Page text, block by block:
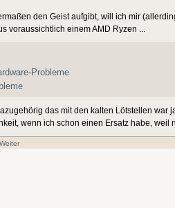
den Geist aufgibt, will ich mir
voraussichtlich einem AMD Ryzen ...
Probleme
das mit den kalten Lötstellen war
wenn ich schon einen Ersatz habe, weil
Weiter